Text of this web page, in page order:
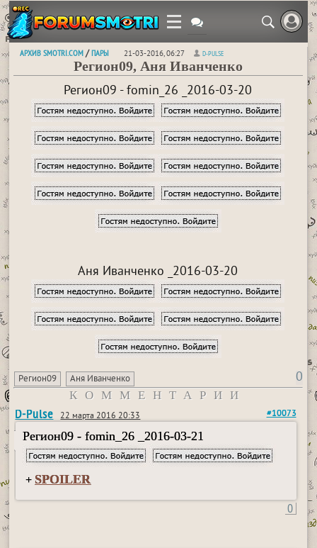
АРХИВ SMOTRI.COM /ПАРЫ 21-03-2016, 06:27 D-PULSE
Регион09, Аня Иванченко
Регион09 - fomin_26 _2016-03-20
Аня Иванченко _2016-03-20
Регион09 Аня Иванченко 0
КОММЕНТАРИИ
D-Pulse 22 марта 2016 20:33 #10073
Регион09 - fomin_26 _2016-03-21
+ SPOILER
0